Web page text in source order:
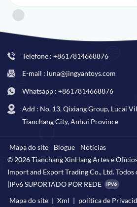
Telefone : +8617814668876
E-mail : luna@jingyantoys.com
Whatsapp : +8617814668876
Add : No. 13, Qixiang Group, Lucai
Tianchang City, Anhui Province
Mapa do site Blogue
Notícias
© 2026 Tianchang XinHang Artes e
Import and Export Trading Co., Ltd.
|IPv6 SUPORTADO POR REDE
Mapa do site | Xml | política de